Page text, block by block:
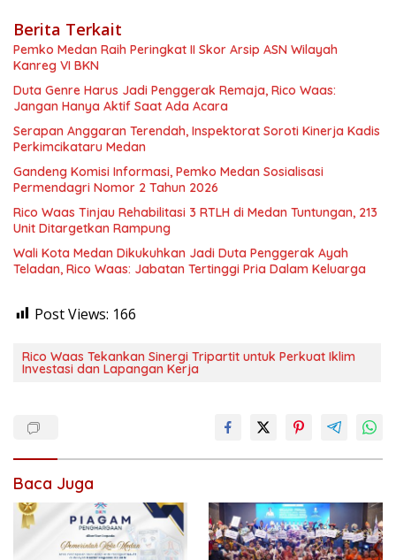
Berita Terkait
Pemko Medan Raih Peringkat II Skor Arsip ASN Wilayah
Kanreg VI BKN
Duta Genre Harus Jadi Penggerak Remaja, Rico Waas:
Jangan Hanya Aktif Saat Ada Acara
Serapan Anggaran Terendah, Inspektorat Soroti Kinerja Kadis
Perkimcikataru Medan
Gandeng Komisi Informasi, Pemko Medan Sosialisasi
Permendagri Nomor 2 Tahun 2026
Rico Waas Tinjau Rehabilitasi 3 RTLH di Medan Tuntungan, 213
Unit Ditargetkan Rampung
Wali Kota Medan Dikukuhkan Jadi Duta Penggerak Ayah
Teladan, Rico Waas: Jabatan Tertinggi Pria Dalam Keluarga
Post Views: 166
Rico Waas Tekankan Sinergi Tripartit untuk Perkuat Iklim
Investasi dan Lapangan Kerja
Baca Juga